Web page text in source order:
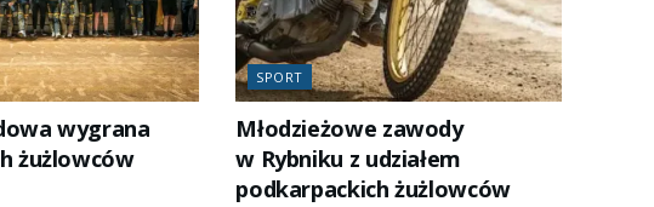
wygrana
żużlowców
SPORT
Młodzieżowe zawody
w Rybniku z udziałem
podkarpackich żużlowców